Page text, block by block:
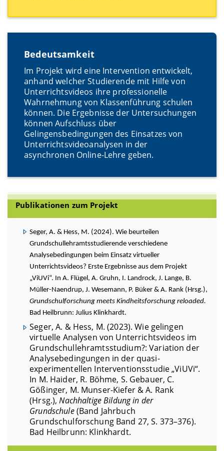
Bedeutsamkeit
Im Projekt wird eine Intervention entwickelt,
anhand welcher Studierende mit Hilfe von
Unterrichtsvideos ihre professionelle
Wahrnehmung von Klassenführung schulen
können. Die Ergebnisse der Untersuchungen
können Aufschluss über
Gelingensbedingungen des Einsatzes von
Unterrichtsvideoanalysen in der
asynchronen Online-Lehre geben.
Publikationen zum Projekt
Seger, A. & Hess, M. (2024). Wie beurteilen
Grundschullehramtsstudierende verschiedene
Analysebedingungen beim Einsatz virtueller
Unterrichtsvideos? Erste Ergebnisse aus dem Projekt
„ViUVi“. In A. Flügel, A. Gruhn, I. Landrock, J. Lange, B.
Müller-Naendrup, J. Wesemann, P. Büker & A. Rank (Hrsg.),
Grundschulforschung meets Kindheitsforschung reloaded.
Bad Heilbrunn: Julius Klinkhardt.
Seger, A. & Hess, M. (2023). Wie gelingen
virtuelle Analysen von Unterrichtsvideos im
Grundschullehramtsstudium?: Variation der
Analysebedingungen in der quasi-
experimentellen Interventionsstudie „ViUVi“.
In M. Haider, R. Böhme, S. Gebauer, C.
Gößinger, M. Munser-Kiefer & A. Rank
(Hrsg.),Nachhaltige Bildung in der
Grundschule(Band Jahrbuch
Grundschulforschung Band 27, S. 373–376).
Bad Heilbrunn: Klinkhardt.